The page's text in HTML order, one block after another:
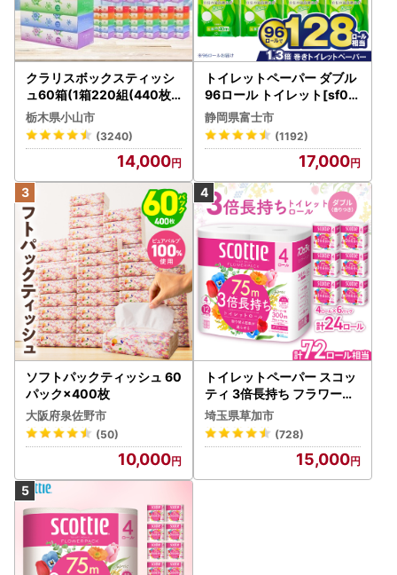
クラリスボックスティッシ
ュ60箱(1箱220組(440枚))
(5個入り×12セット)【配送
不可地域：離島・沖縄県】
【1256759】
栃木県小山市
(3240)
14,000
トイレットペーパー ダブル
96ロール トイレット[sf00
1-012]
静岡県富士市
(1192)
17,000
ソフトパックティッシュ 60
パック×400枚
大阪府泉佐野市
(50)
10,000
トイレットペーパー スコッ
ティ 3倍長持ち フラワーパ
ック 4ロール×6P
埼玉県草加市
(728)
15,000